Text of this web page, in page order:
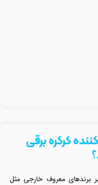
کرکره برقی
برندهای معروف خارجی مثل